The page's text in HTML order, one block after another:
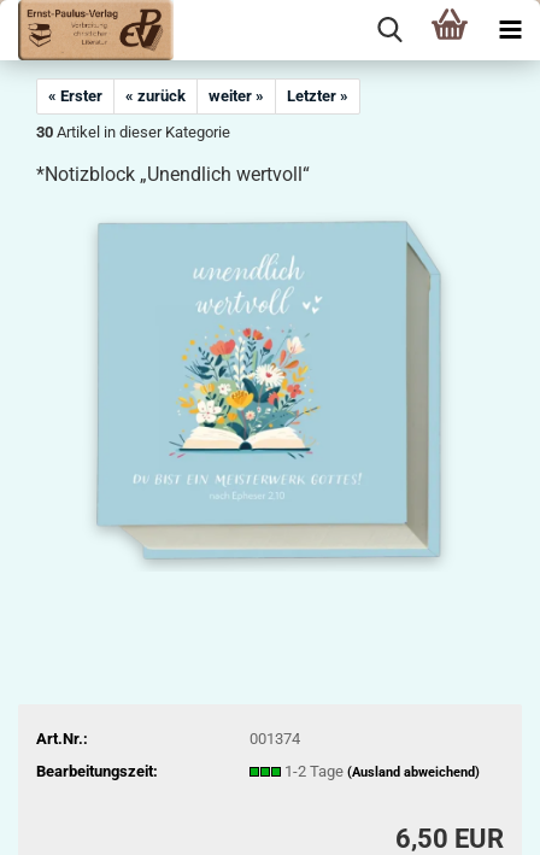
« Erster « zurück weiter »
Letzter »
30 Artikel in dieser Kategorie
*Notizblock „Unendlich wertvoll“
Art.Nr.:
001374
Bearbeitungszeit:
1-2 Tage (Ausland abweichend)
6,50 EUR